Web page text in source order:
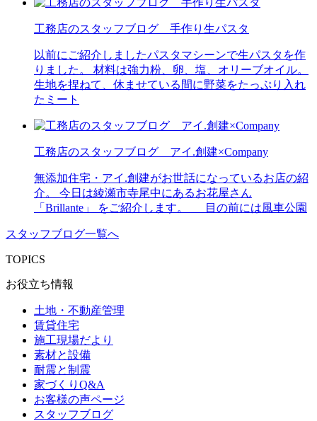
工務店のスタッフブログ 手作り生パスタ
以前にご紹介しましたパスタマシーンで生パスタを作
りました。 材料は強力粉、卵、塩、オリーブオイル。
生地を捏ねて、休ませている間に野菜をたっぷり入れ
たミート
工務店のスタッフブログ アイ.創建×Company
無添加住宅・アイ.創建がお世話になっているお店の紹
介。 今日は綾瀬市寺尾中にあるお花屋さん
「Brillante」 をご紹介します。 目の前には風車公園
スタッフブログ一覧へ
TOPICS
お役立ち情報
土地・不動産管理
賃貸住宅
施工現場だより
素材と設備
耐震と制震
家づくりQ&A
お客様の声ページ
スタッフブログ